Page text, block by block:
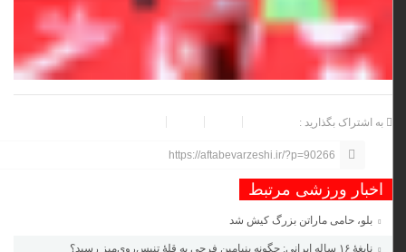
به اشتراک بگذارید :
https://aftabevarzeshi.ir/?p=90266
اخبار ورزشی مرتبط
بلو، حامی ماراتن بزرگ کیش شد
نابغهٔ ۱۶ ساله ایرانی: چگونه بنیامین فرجی به قلهٔ تنیس‌روی‌میز رسید؟